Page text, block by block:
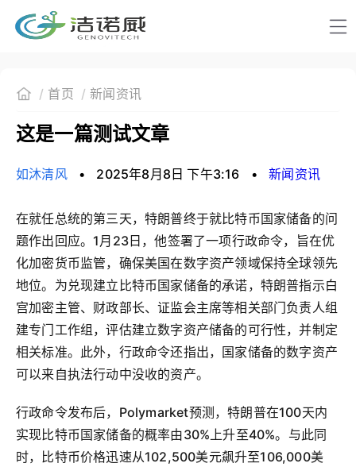
首页 新闻资讯
这是一篇测试文章
如沐清风 • 2025年8月8日 下午3:16 • 新闻资讯
在就任总统的第三天，特朗普终于就比特币国家储备的问
题作出回应。1月23日，他签署了一项行政命令，旨在优
化加密货币监管，确保美国在数字资产领域保持全球领先
地位。为兑现建立比特币国家储备的承诺，特朗普指示白
宫加密主管、财政部长、证监会主席等相关部门负责人组
建专门工作组，评估建立数字资产储备的可行性，并制定
相关标准。此外，行政命令还指出，国家储备的数字资产
可以来自执法行动中没收的资产。
行政命令发布后，Polymarket预测，特朗普在100天内
实现比特币国家储备的概率由30%上升至40%。与此同
时，比特币价格迅速从102,500美元飙升至106,000美